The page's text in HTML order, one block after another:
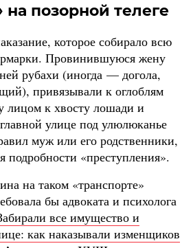
на позорной телеге
которое собирало всю
Провинившуюся жену
рубахи (иногда — догола,
привязывали к оглоблям
лицом к хвосту лошади и
улице под улюлюканье
муж или его родственники,
подробности «преступления».
на таком «транспорте»
бы адвоката и психолога
все имущество и
как наказывали изменщиков